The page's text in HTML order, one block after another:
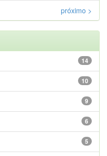
próximo >
14
10
9
6
5